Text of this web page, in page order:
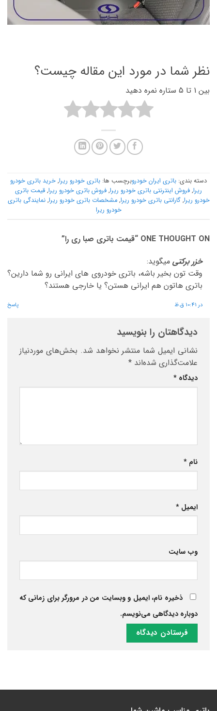
نظر شما در مورد این مقاله چیست؟
بین 1 تا 5 ستاره نمره دهید
دسته بندی: باتری ایران خودروبرچسب ها: باتری خودرو ریرا, خرید باتری خودرو
ریرا, فروش اینترنتی باتری خودرو ریرا, فروش باتری خودرو ریرا, قیمت باتری
خودرو ریرا,گارانتی باتری خودرو ریرا,مشخصات باتری خودرو ریرا,نمایندگی باتری
خودرو ریرا
ONE THOUGHT ON “ قیمت باتری صبا ری را”
خزر برکتی میگوید:
وقت تون بخیر باشه، باتری خودروی های ایرانی رو شما دارین؟
باتری هاتون هم ایرانی هستن؟ یا خارجی هستند؟
در 10:41 ق.ظ پاسخ
دیدگاهتان را بنویسید
نشانی ایمیل شما منتشر نخواهد شد. بخش‌های موردنیاز
علامت‌گذاری شده‌اند *
دیدگاه *
نام *
ایمیل *
وب‌ سایت
ذخیره نام، ایمیل و وبسایت من در مرورگر برای زمانی که
دوباره دیدگاهی می‌نویسم.